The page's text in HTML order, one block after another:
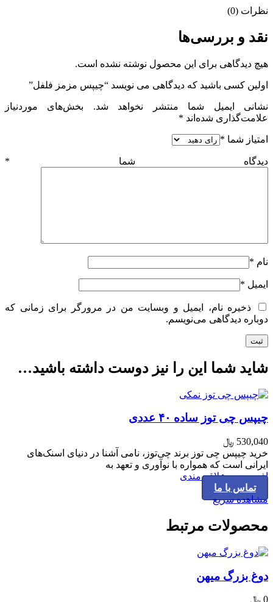
نظرات (0)
نقد و بررسی‌ها
هیچ دیدگاهی برای این محصول نوشته نشده است.
اولین کسی باشید که دیدگاهی می نویسد “چیپس مزمز فلفل”
نشانی ایمیل شما منتشر نخواهد شد.
بخش‌های موردنیاز
علامت‌گذاری شده‌اند *
امتیاز شما *
دیدگاه شما *
نام *
ایمیل *
ذخیره نام، ایمیل و وبسایت من در مرورگر برای زمانی که
دوباره دیدگاهی می‌نویسم.
شاید شما این را نیز دوست داشته باشید…
چیپس چی توز ساده ۴۰ عددی
530,040 ﷼
خرید چیپس چی توز برند چی‌توز، نامی آشنا در دنیای اسنک‌های
ایرانی است که همواره با نوآوری و تعهد به
افزودن به علاقه مندی
تماس با ما
مشاهده سریع
محصولات مرتبط
دوغ بزرگ میهن
0 ﷼